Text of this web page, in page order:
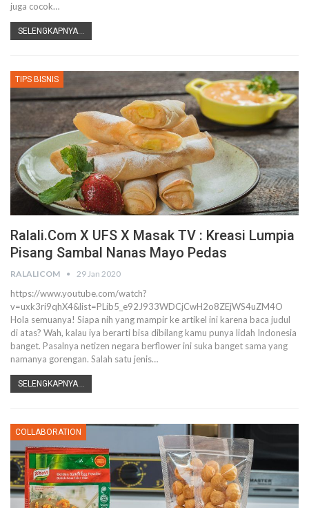
juga cocok…
SELENGKAPNYA...
TIPS BISNIS
Ralali.com X UFS X Masak TV : Kreasi Lumpia
Pisang Sambal Nanas Mayo Pedas
RALALICOM 29 Jan 2020
https://www.youtube.com/watch?
v=uxk3ri9qhX4&list=PLib5_e92J933WDCjCwH2o8ZEjWS4uZM4O
Hola semuanya! Siapa nih yang mampir ke artikel ini karena baca judul
di atas? Wah, kalau iya berarti bisa dibilang kamu punya lidah Indonesia
banget. Pasalnya netizen negara berflower ini suka banget sama yang
namanya gorengan. Salah satu jenis…
SELENGKAPNYA...
COLLABORATION